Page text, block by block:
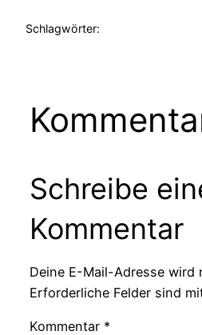
Schlagwörter:
Schreibe
Kommentar
Deine E-Mail-Adresse
Erforderliche Felder sind
Kommentar *